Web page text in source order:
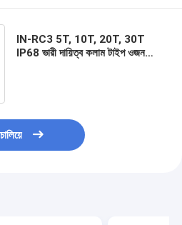
IN-RC3 5T, 10T, 20T, 30T
IP68 ভারী দায়িত্ব কলাম টাইপ ওজন
চালিয়ে